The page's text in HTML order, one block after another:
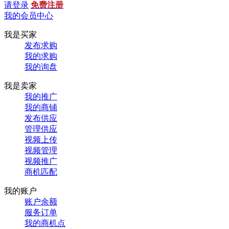
请登录 免费注册
我的会员中心
我是买家
发布求购
我的求购
我的询盘
我是卖家
我的推广
我的商铺
发布供应
管理供应
视频上传
视频管理
视频推广
商机匹配
我的账户
账户余额
服务订单
我的商机点